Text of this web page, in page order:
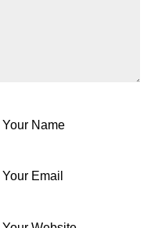
Your Name
Your Email